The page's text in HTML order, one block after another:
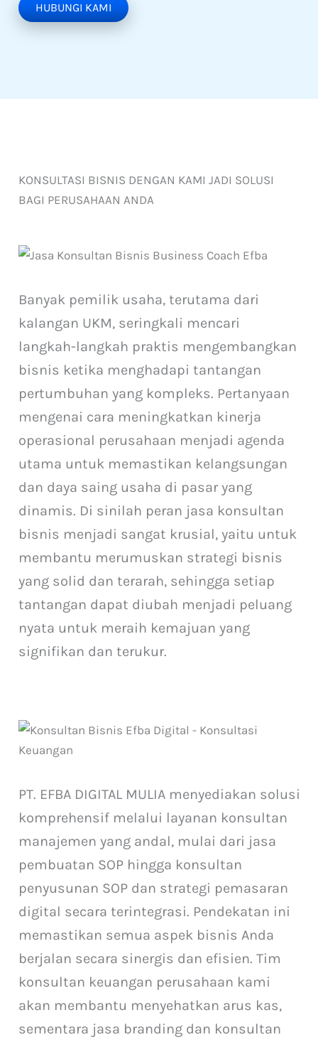
HUBUNGI KAMI
KONSULTASI BISNIS DENGAN KAMI JADI SOLUSI
BAGI PERUSAHAAN ANDA
Banyak pemilik usaha, terutama dari
kalangan UKM, seringkali mencari
langkah-langkah praktis mengembangkan
bisnis ketika menghadapi tantangan
pertumbuhan yang kompleks. Pertanyaan
mengenai cara meningkatkan kinerja
operasional perusahaan menjadi agenda
utama untuk memastikan kelangsungan
dan daya saing usaha di pasar yang
dinamis. Di sinilah peran jasa konsultan
bisnis menjadi sangat krusial, yaitu untuk
membantu merumuskan strategi bisnis
yang solid dan terarah, sehingga setiap
tantangan dapat diubah menjadi peluang
nyata untuk meraih kemajuan yang
signifikan dan terukur.
PT. EFBA DIGITAL MULIA menyediakan solusi
komprehensif melalui layanan konsultan
manajemen yang andal, mulai dari jasa
pembuatan SOP hingga konsultan
penyusunan SOP dan strategi pemasaran
digital secara terintegrasi. Pendekatan ini
memastikan semua aspek bisnis Anda
berjalan secara sinergis dan efisien. Tim
konsultan keuangan perusahaan kami
akan membantu menyehatkan arus kas,
sementara jasa branding dan konsultan